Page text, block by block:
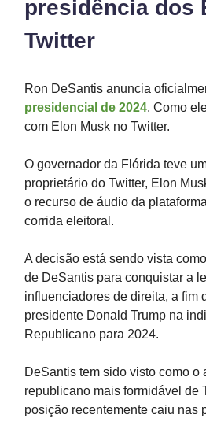
presidência dos
Twitter
Ron DeSantis anuncia
presidencial de 2024. Como
com Elon Musk no Twitter.
O governador da Flórida teve
proprietário do Twitter, Elon
o recurso de áudio da
corrida eleitoral.
A decisão está sendo vista
de DeSantis para conquistar a
influenciadores de direita, a fim
presidente Donald Trump na
Republicano para 2024.
DeSantis tem sido visto como o
republicano mais formidável de
posição recentemente caiu nas